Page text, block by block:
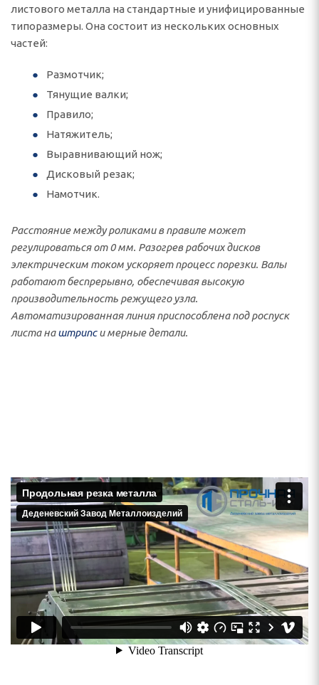
листового металла на стандартные и унифицированные
типоразмеры. Она состоит из нескольких основных
частей:
Размотчик;
Тянущие валки;
Правило;
Натяжитель;
Выравнивающий нож;
Дисковый резак;
Намотчик.
Расстояние между роликами в правиле может
регулироваться от 0 мм. Разогрев рабочих дисков
электрическим током ускоряет процесс порезки. Валы
работают беспрерывно, обеспечивая высокую
производительность режущего узла.
Автоматизированная линия приспособлена под роспуск
листа наштрипси мерные детали.